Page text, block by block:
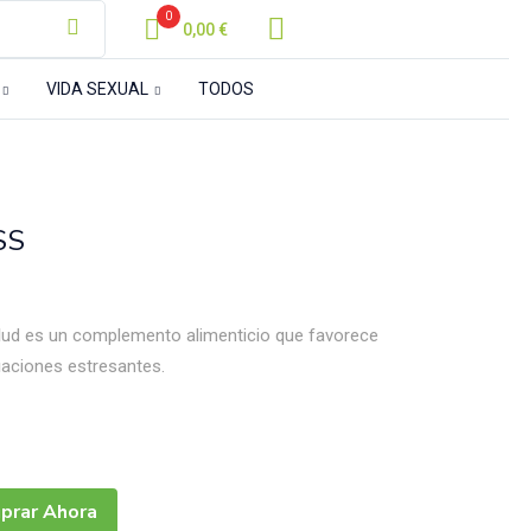
0
0,00€
VIDA SEXUAL TODOS
es un complemento alimenticio que favorece
estresantes.
Ahora